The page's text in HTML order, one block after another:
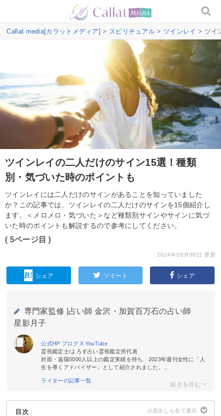
Callat media[カラットメディア] > スピリチュアル > ツインレイ > ツイ
ツインレイの二人だけのサイン15選！種類
別・気づいた時のポイントも
ツインレイには二人だけのサインがあることを知っていました
か？この記事では、ツインレイの二人だけのサインを15個紹介し
ます。＜メロメロ・気づいた＞など種類別サインやサインに気づ
いた時のポイントも解説するので参考にしてください。
( 5ページ目 )
2024年09月06日 更新
シェア ツイート シェア
専門家監修 | 占い師 金沢・加賀百万石の占い師
星影月子
公式HP ブログX YouTube
霊視鑑定士/よろず占い霊視鑑定所代表
対面・遠隔5000人以上の鑑定実績を持ち、2023年週刊女性に「人
生を導くアドバイザー」として紹介されました。...
ライターの記事一覧
目次